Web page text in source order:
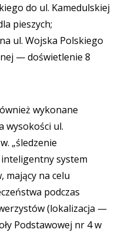
do ul. Kamedulskiej
pieszych;
ul. Wojska Polskiego
— doświetlenie 8
wykonane
wysokości ul.
„śledzenie
system
mający na celu
podczas
(lokalizacja —
Podstawowej nr 4 w